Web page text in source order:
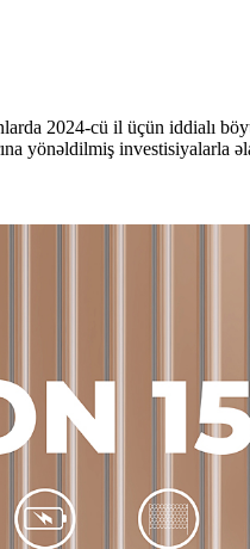
2024-cü il üçün iddialı
yönəldilmiş investisiyalarla